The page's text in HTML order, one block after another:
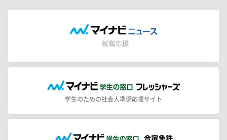
学生のための社会人準備応援サイト